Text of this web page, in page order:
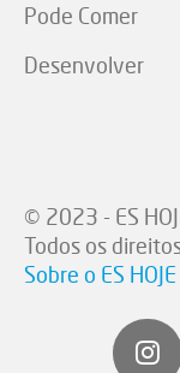
Pode Comer
Desenvolver
© 2023 - ES
Todos os
Sobre o ES HOJE